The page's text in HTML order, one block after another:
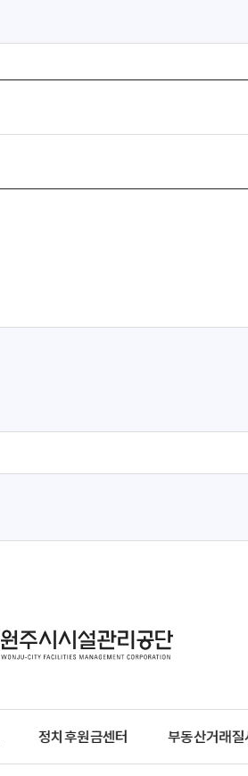
정치후원금센터 부동산거래